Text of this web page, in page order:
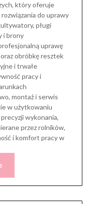
który oferuje
do uprawy
pługi
i brony
uprawę
obróbkę resztek
i trwałe
pracy i
montaż i serwis
w użytkowaniu
wykonania,
przez rolników,
i komfort pracy w